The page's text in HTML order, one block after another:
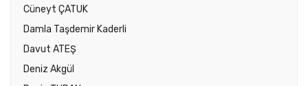
Cüneyt ÇATUK
Damla Taşdemir Kaderli
Davut ATEŞ
Deniz Akgül